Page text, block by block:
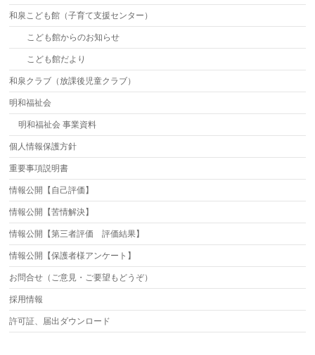
和泉こども館（子育て支援センター）
こども館からのお知らせ
こども館だより
和泉クラブ（放課後児童クラブ）
明和福祉会
明和福祉会 事業資料
個人情報保護方針
重要事項説明書
情報公開【自己評価】
情報公開【苦情解決】
情報公開【第三者評価 評価結果】
情報公開【保護者様アンケート】
お問合せ（ご意見・ご要望もどうぞ）
採用情報
許可証、届出ダウンロード